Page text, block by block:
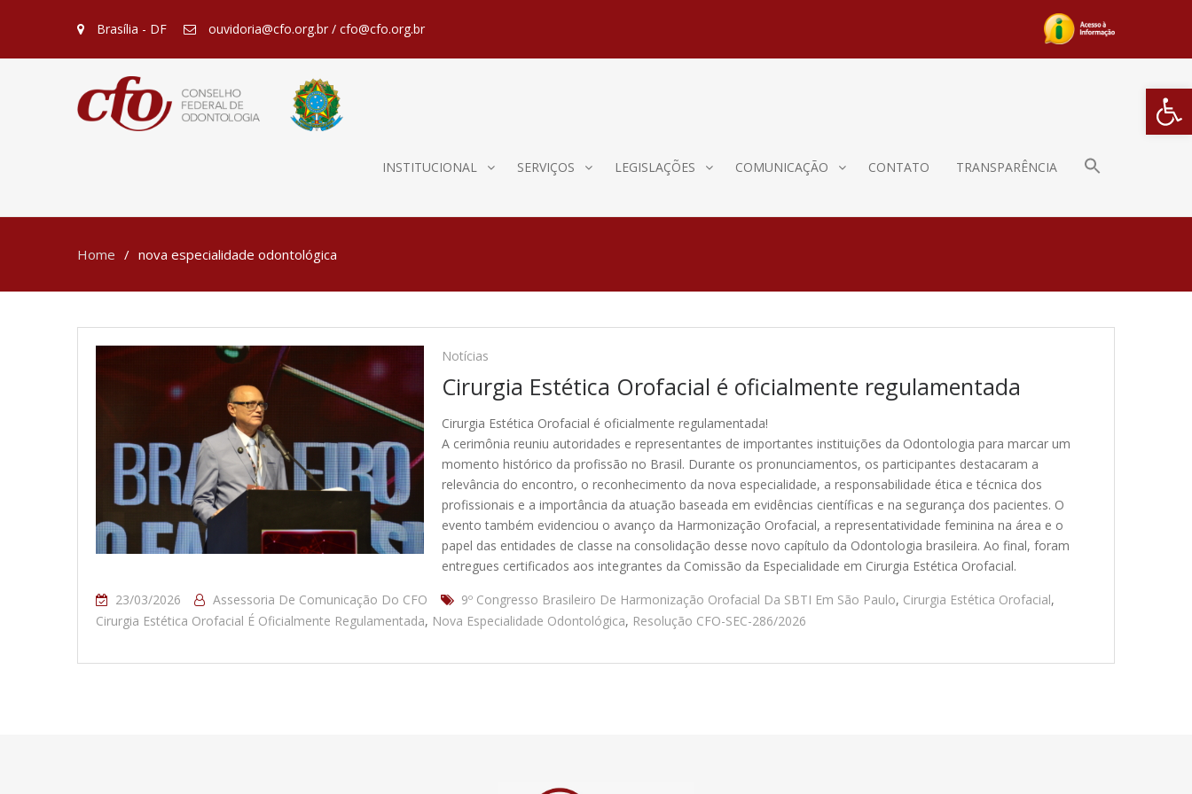
Barra de
Brasília - DF ouvidoria@cfo.org.br / cfo@cfo.org.br
INSTITUCIONAL SERVIÇOS LEGISLAÇÕES COMUNICAÇÃO CONTATO TRANSPARÊNCIA
Home nova especialidade odontológica
Notícias
Cirurgia Estética Orofacial é oficialmente regulamentada
Cirurgia Estética Orofacial é oficialmente regulamentada!
A cerimônia reuniu autoridades e representantes de importantes instituições da Odontologia para marcar um
momento histórico da profissão no Brasil. Durante os pronunciamentos, os participantes destacaram a
relevância do encontro, o reconhecimento da nova especialidade, a responsabilidade ética e técnica dos
profissionais e a importância da atuação baseada em evidências científicas e na segurança dos pacientes. O
evento também evidenciou o avanço da Harmonização Orofacial, a representatividade feminina na área e o
papel das entidades de classe na consolidação desse novo capítulo da Odontologia brasileira. Ao final, foram
entregues certificados aos integrantes da Comissão da Especialidade em Cirurgia Estética Orofacial.
23/03/2026
Assessoria De Comunicação Do CFO 9º Congresso Brasileiro De Harmonização Orofacial Da SBTI Em São Paulo, Cirurgia Estética Orofacial,
Cirurgia Estética Orofacial É Oficialmente Regulamentada, Nova Especialidade Odontológica, Resolução CFO-SEC-286/2026